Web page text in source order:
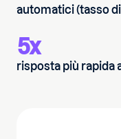
automatici (tasso
5x
risposta più rapida